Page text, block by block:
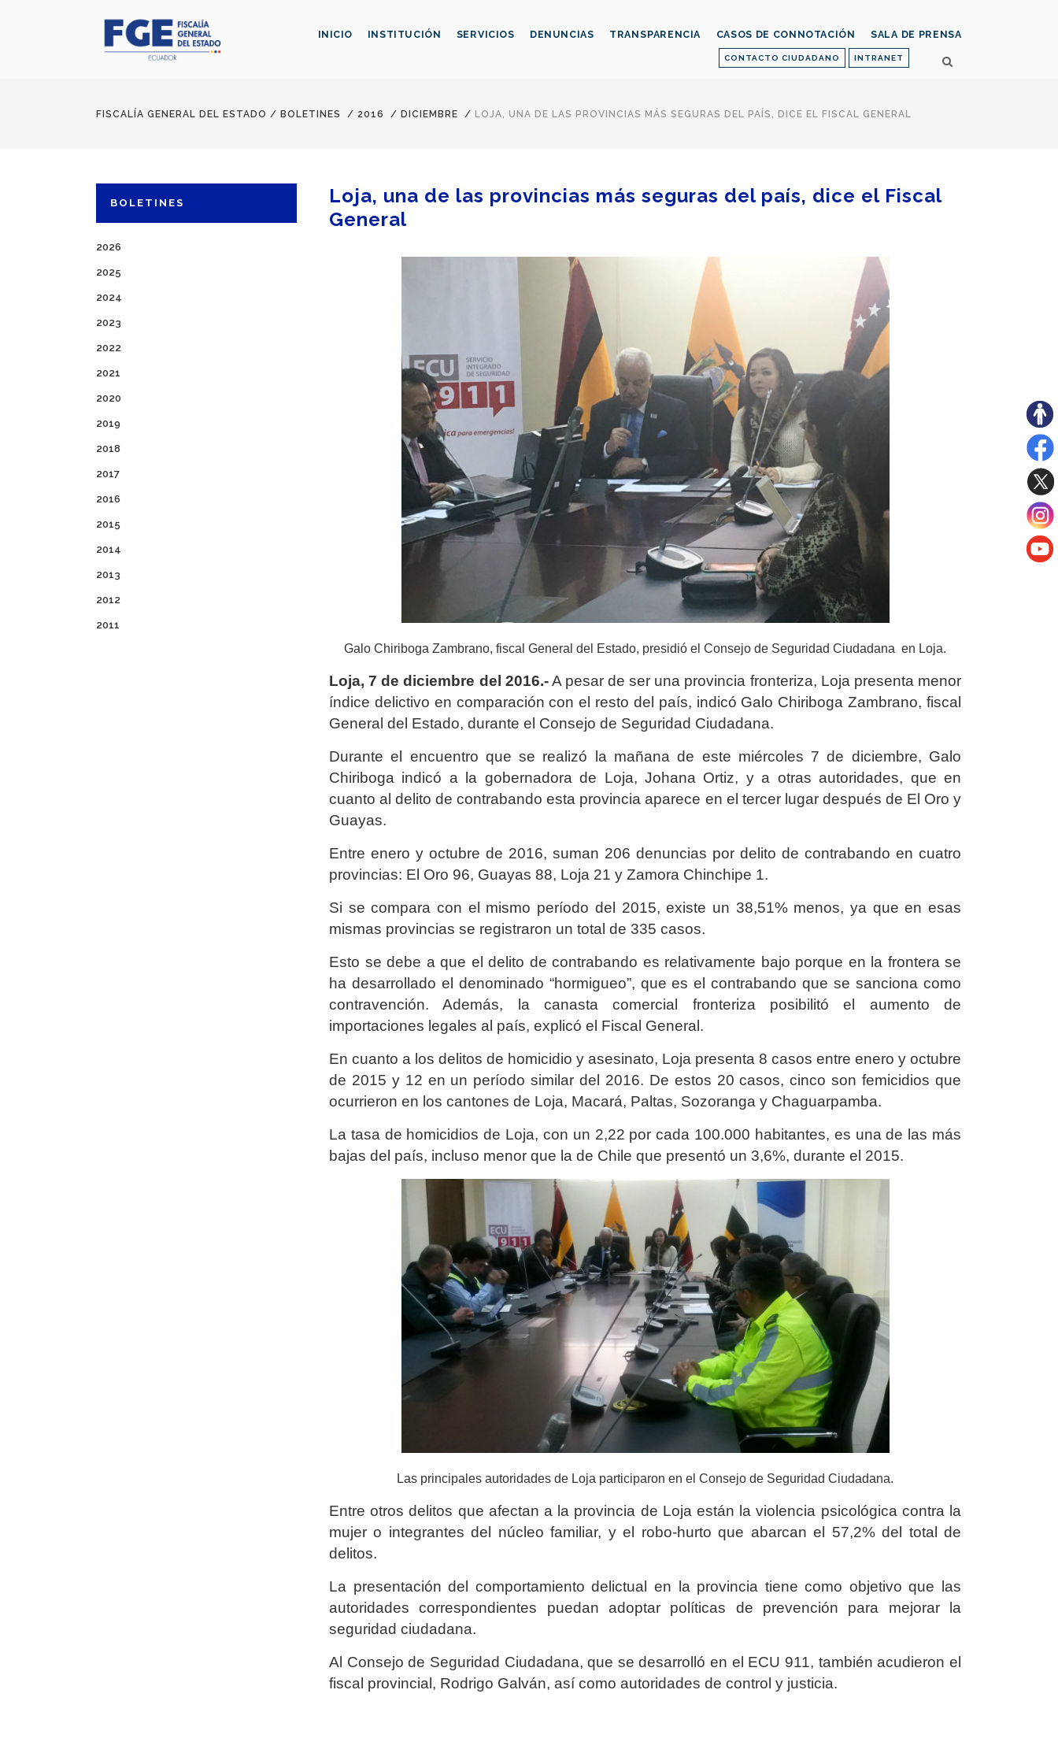
CONTACTO CIUDADANO INTRANET
INICIO INSTITUCIÓN SERVICIOS DENUNCIAS TRANSPARENCIA CASOS DE CONNOTACIÓN SALA DE PRENSA
FISCALÍA GENERAL DEL ESTADO / BOLETINES / 2016 / DICIEMBRE / LOJA, UNA DE LAS PROVINCIAS MÁS SEGURAS DEL PAÍS, DICE EL FISCAL GENERAL
BOLETINES
2026
2025
2024
2023
2022
2021
2020
2019
2018
2017
2016
2015
2014
2013
2012
2011
Loja, una de las provincias más seguras del país, dice el Fiscal
General
Galo Chiriboga Zambrano, fiscal General del Estado, presidió el Consejo de Seguridad Ciudadana en Loja.
Loja, 7 de diciembre del 2016.-A pesar de ser una provincia fronteriza, Loja presenta menor
índice delictivo en comparación con el resto del país, indicó Galo Chiriboga Zambrano, fiscal
General del Estado, durante el Consejo de Seguridad Ciudadana.
Durante el encuentro que se realizó la mañana de este miércoles 7 de diciembre, Galo
Chiriboga indicó a la gobernadora de Loja, Johana Ortiz, y a otras autoridades, que en
cuanto al delito de contrabando esta provincia aparece en el tercer lugar después de El Oro y
Guayas.
Entre enero y octubre de 2016, suman 206 denuncias por delito de contrabando en cuatro
provincias: El Oro 96, Guayas 88, Loja 21 y Zamora Chinchipe 1.
Si se compara con el mismo período del 2015, existe un 38,51% menos, ya que en esas
mismas provincias se registraron un total de 335 casos.
Esto se debe a que el delito de contrabando es relativamente bajo porque en la frontera se
ha desarrollado el denominado “hormigueo”, que es el contrabando que se sanciona como
contravención. Además, la canasta comercial fronteriza posibilitó el aumento de
importaciones legales al país, explicó el Fiscal General.
En cuanto a los delitos de homicidio y asesinato, Loja presenta 8 casos entre enero y octubre
de 2015 y 12 en un período similar del 2016. De estos 20 casos, cinco son femicidios que
ocurrieron en los cantones de Loja, Macará, Paltas, Sozoranga y Chaguarpamba.
La tasa de homicidios de Loja, con un 2,22 por cada 100.000 habitantes, es una de las más
bajas del país, incluso menor que la de Chile que presentó un 3,6%, durante el 2015.
Las principales autoridades de Loja participaron en el Consejo de Seguridad Ciudadana.
Entre otros delitos que afectan a la provincia de Loja están la violencia psicológica contra la
mujer o integrantes del núcleo familiar, y el robo-hurto que abarcan el 57,2% del total de
delitos.
La presentación del comportamiento delictual en la provincia tiene como objetivo que las
autoridades correspondientes puedan adoptar políticas de prevención para mejorar la
seguridad ciudadana.
Al Consejo de Seguridad Ciudadana, que se desarrolló en el ECU 911, también acudieron el
fiscal provincial, Rodrigo Galván, así como autoridades de control y justicia.